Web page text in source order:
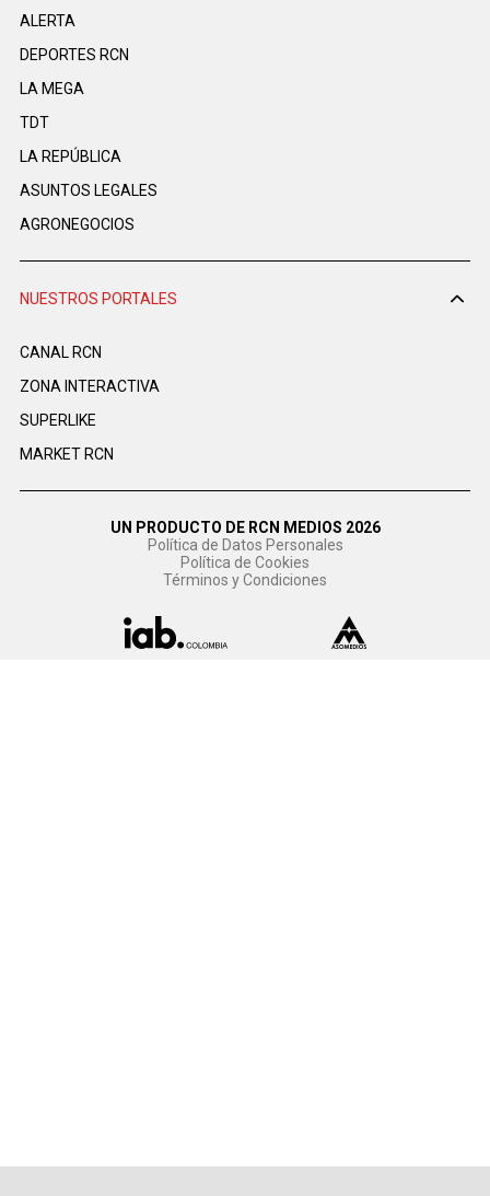
ALERTA
DEPORTES RCN
LA MEGA
TDT
LA REPÚBLICA
ASUNTOS LEGALES
AGRONEGOCIOS
NUESTROS PORTALES
CANAL RCN
ZONA INTERACTIVA
SUPERLIKE
MARKET RCN
UN PRODUCTO DE RCN MEDIOS 2026
Política de Datos Personales
Política de Cookies
Términos y Condiciones